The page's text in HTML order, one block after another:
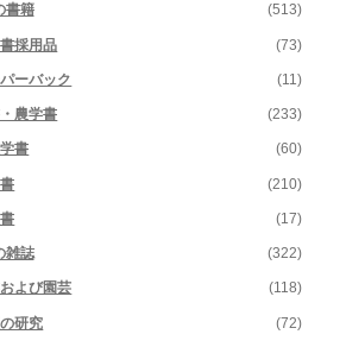
書籍 (513)
採用品 (73)
ーバック (11)
農学書 (233)
書 (60)
(210)
(17)
雑誌 (322)
よび園芸 (118)
研究 (72)